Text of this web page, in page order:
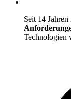
Seit 14
Technologien